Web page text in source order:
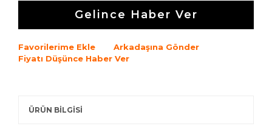
Gelince Haber Ver
Favorilerime Ekle
Arkadaşına Gönder
Fiyatı Düşünce Haber Ver
ÜRÜN BİLGİSİ